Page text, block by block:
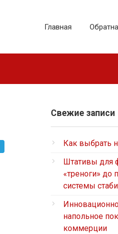
Главная
Свежие записи
Как выбрать
Штативы для
«треноги» до
системы
напольное
коммерции